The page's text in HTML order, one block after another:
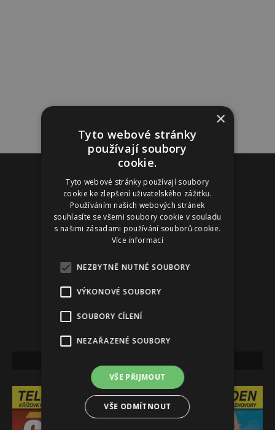
Reklama
×
Tyto webové stránky
používají soubory
cookie.
Tyto webové stránky používají soubory
cookie ke zlepšení uživatelského zážitku.
Používáním našich webových stránek
souhlasíte se všemi soubory cookie v souladu
s našimi zásadami používání souborů cookie.
Více informací
NEZBYTNĚ NUTNÉ SOUBORY
VÝKONOVÉ SOUBORY
SOUBORY CÍLENÍ
NEZAŘAZENÉ SOUBORY
VŠE PŘIJMOUT
VŠE ODMÍTNOUT